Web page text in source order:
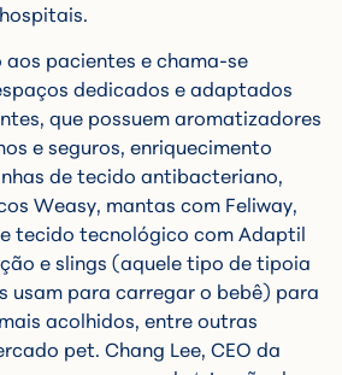
pacientes e chama-se
dedicados e adaptados
que possuem aromatizadores
e seguros, enriquecimento
de tecido antibacteriano,
Weasy, mantas com Feliway,
tecido tecnológico com Adaptil
e slings (aquele tipo de tipoia
usam para carregar o bebê) para
acolhidos, entre outras
pet. Chang Lee, CEO da